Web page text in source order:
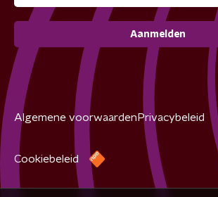
Aanmelden
Algemene voorwaarden Privacybeleid
Cookiebeleid